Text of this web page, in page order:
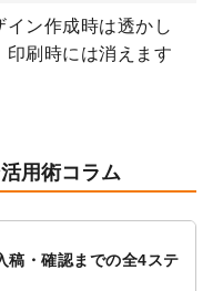
ザインテンプレート
ンプレートをダウンロ
ダーデザインテンプレー
デザインテンプレート
ン作成時は透かし
刷時には消えます
用術コラム
稿・確認までの全4ステ